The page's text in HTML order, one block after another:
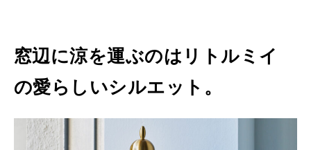
窓辺に涼を運ぶのはリトルミイ
の愛らしいシルエット。